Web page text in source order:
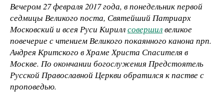
Вечером 27 февраля 2017 года, в понедельник первой
седмицы Великого поста, Святейший Патриарх
Московский и всея Руси Кириллсовершилвеликое
повечерие с чтением Великого покаянного канона прп.
Андрея Критского в Храме Христа Спасителя в
Москве. По окончании богослужения Предстоятель
Русской Православной Церкви обратился к пастве с
проповедью.